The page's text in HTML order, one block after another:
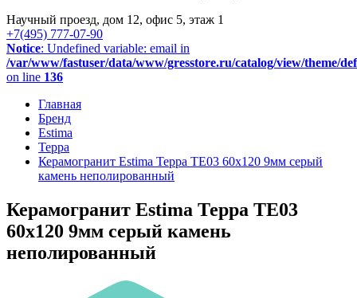
Научный проезд, дом 12, офис 5, этаж 1
+7(495) 777-07-90
Notice: Undefined variable: email in
/var/www/fastuser/data/www/gresstore.ru/catalog/view/theme/
on line 136
Главная
Бренд
Estima
Терра
Керамогранит Estima Терра TE03 60x120 9мм серый
камень неполированный
Керамогранит Estima Терра TE03
60x120 9мм серый камень
неполированный